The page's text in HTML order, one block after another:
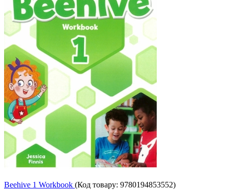
Beehive 1 Workbook (Код товару: 9780194853552)